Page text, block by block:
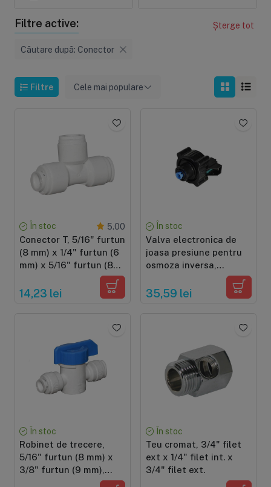
Filtre active: Șterge tot
Căutare după: Conector
Filtre Cele mai populare
În stoc 5.00
Conector T, 5/16" furtun
(8 mm) x 1/4" furtun (6
mm) x 5/16" furtun (8
mm), conectare cu
mufa rapida pentru
furtun de 6 si 8 mm
14,23 lei
În stoc
Valva electronica de
joasa presiune pentru
osmoza inversa,
conectori rapizi 1/4" (6
mm)
35,59 lei
În stoc
Robinet de trecere,
5/16" furtun (8 mm) x
3/8" furtun (9 mm),
cuplare cu mufa rapida,
În stoc
Teu cromat, 3/4" filet
ext x 1/4" filet int. x
3/4" filet ext.